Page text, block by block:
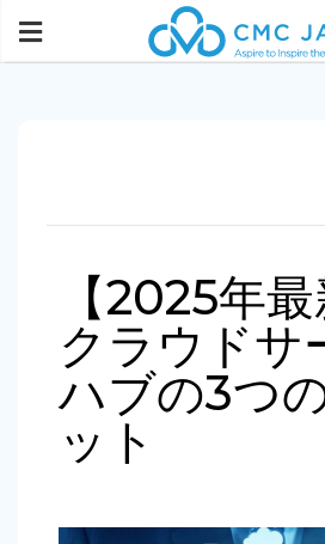
【2025年最
クラウドサ
ハブの3つ
ット